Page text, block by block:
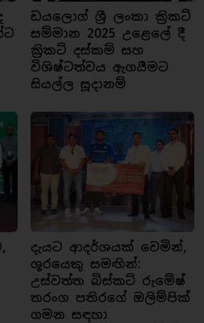
ඩයලොග් ශ්‍රී ලංකා ක්‍රිකට්
සම්මාන 2025 උළෙලේ දී
ක්‍රිකට් දස්කම් සහ
විශිෂ්ටත්වය ඇගයීමට
සියල්ල සූදානම්
දැයට ආදර්ශයක් වෙමින්,
ශූරයෙකු සමඟින්:
උස්වත්ත බිස්කට් රුමේෂ්
තරංග පතිරගේ ඔලිම්පික්
ගමන සඳහා